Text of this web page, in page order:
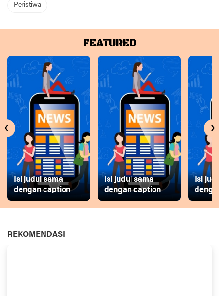
Peristiwa
FEATURED
Isi judul sama
dengan caption
Isi judul sama
dengan caption
Isi
‹ ›
REKOMENDASI